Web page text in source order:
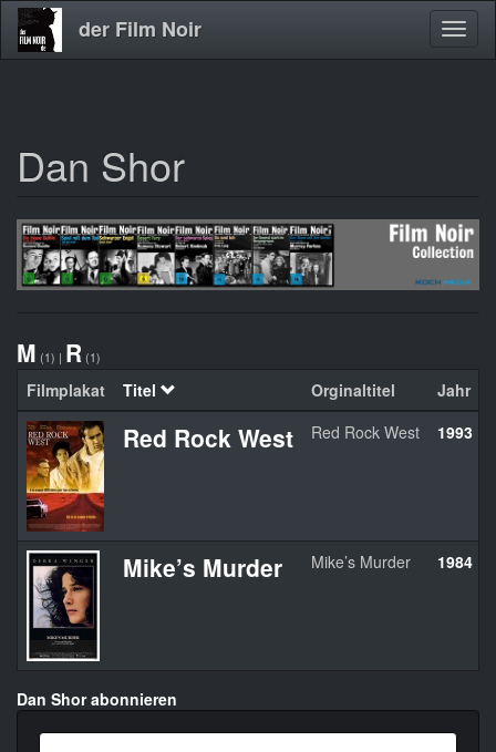
Direkt
zum
der Film Noir
Dan Shor
M (1) | R (1)
Filmplakat Titel Orginaltitel Jahr
Red Rock West Red Rock West 1993
Mike’s Murder Mike’s Murder 1984
Dan Shor abonnieren